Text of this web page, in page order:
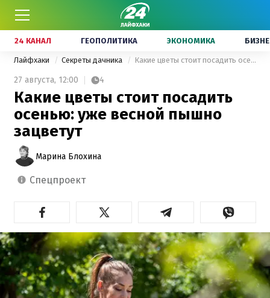
24 КАНАЛ ГЕОПОЛИТИКА ЭКОНОМИКА
Лайфхаки Секреты дачника Какие цветы стоит посадить осенью: уже весной пышно зацветут
27 августа, 12:00 4
Какие цветы стоит посадить
осенью: уже весной пышно
зацветут
Марина Блохина
спецпроект